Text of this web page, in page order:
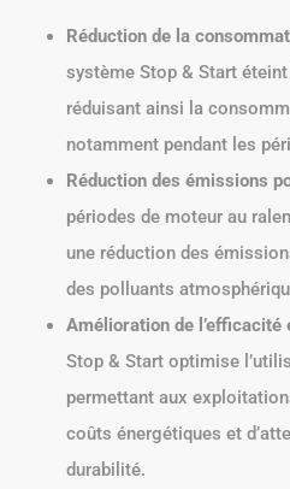
Réduction de la
système Stop & Start
réduisant ainsi la
notamment pendant les
Réduction des émissions
périodes de moteur au
une réduction des
des polluants
Amélioration de l’efficacité
Stop & Start optimise
permettant aux
coûts énergétiques et
durabilité.